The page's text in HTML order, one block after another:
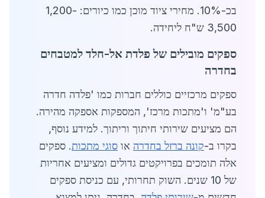
בכ-10%. מחירי ציוד מוכן כמו כיורים: 1,200-
3,500 ש"ח ליחידה.
ספקים מובילים של פלדת אל-חלד למטבחים
בחדרה
ספקים מרכזיים כוללים חברות כמו 'פלדה חדרה
בע"מ' ו'מתכות מרכז', המספקות אספקה מהירה.
הם מציעים שירותי חיתוך וריתוך. למידע נוסף,
בקרו ב-קונה ברזל בחדרה או סוגי מתכות. ספקים
אלה תומכים בפרויקטים גדולים ומציעים אחריות
של 10 שנים. השוק תחרותי, עם כניסת ספקים